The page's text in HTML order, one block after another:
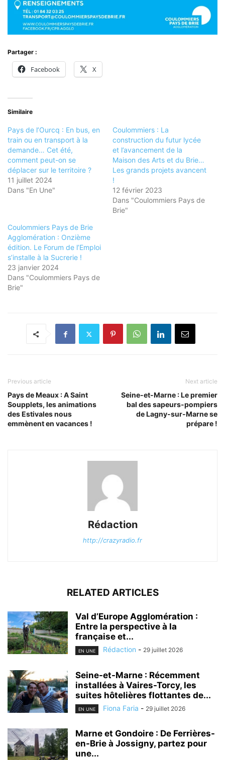
Partager :
Facebook X
Similaire
Pays de l’Ourcq : En bus, en
train ou en transport à la
demande… Cet été,
comment peut-on se
déplacer sur le territoire ?
11 juillet 2024
Dans "En Une"
Coulommiers : La
construction du futur lycée
et l’avancement de la
Maison des Arts et du Brie…
Les grands projets avancent
!
12 février 2023
Dans "Coulommiers Pays de
Brie"
Coulommiers Pays de Brie
Agglomération : Onzième
édition. Le Forum de l’Emploi
s’installe à la Sucrerie !
23 janvier 2024
Dans "Coulommiers Pays de
Brie"
Previous article
Pays de Meaux : A Saint
Soupplets, les animations
des Estivales nous
emmènent en vacances !
Next article
Seine-et-Marne : Le premier
bal des sapeurs-pompiers
de Lagny-sur-Marne se
prépare !
Rédaction
http://crazyradio.fr
RELATED ARTICLES
Val d’Europe Agglomération :
Entre la perspective à la
française et...
EN UNE Rédaction - 29 juillet 2026
Seine-et-Marne : Récemment
installées à Vaires-Torcy, les
suites hôtelières flottantes de...
EN UNE Fiona Faria - 29 juillet 2026
Marne et Gondoire : De Ferrières-
en-Brie à Jossigny, partez pour
une...